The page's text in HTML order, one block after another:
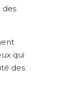
des
qui
des